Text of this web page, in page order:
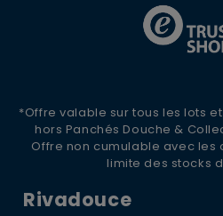
*Offre valable sur tous les lots
hors Panchés Douche &
Offre non cumulable avec les
limite des stocks
Rivadouce